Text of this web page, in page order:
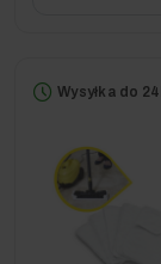
Wysyłka do